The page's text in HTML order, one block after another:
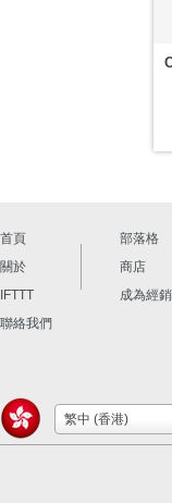
首頁 部落格
關於
商店
IFTTT
成為經
聯絡我們
繁中 (香港)